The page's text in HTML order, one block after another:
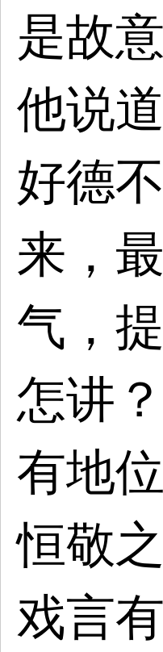
是故
他说
好德
来，
气，
怎讲
有地
恒敬
戏言